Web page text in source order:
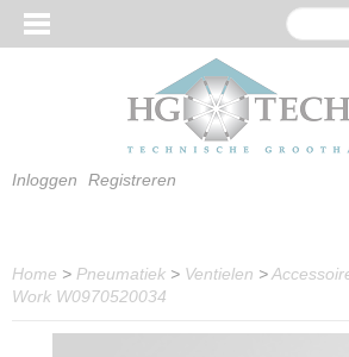
Inloggen Registreren
Home > Pneumatiek > Ventielen >
Work W0970520034